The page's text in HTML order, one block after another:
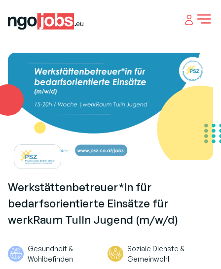
Open
Werkstättenbetreuer*in für
bedarfsorientierte Einsätze für
werkRaum Tulln Jugend (m/w/d)
Gesundheit &
Wohlbefinden
Soziale Dienste &
Gemeinwohl